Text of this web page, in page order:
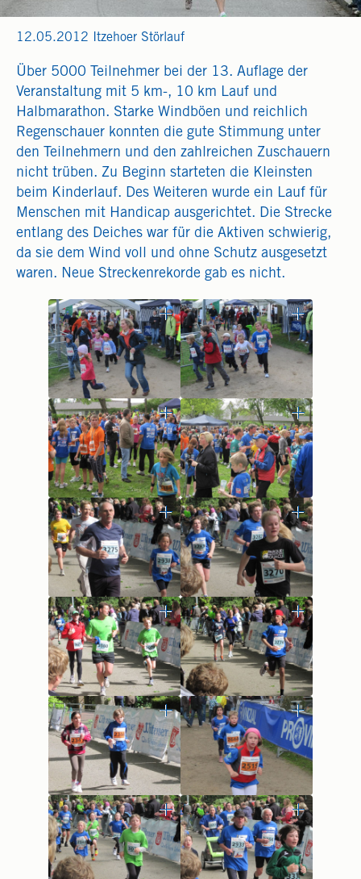
12.05.2012 Itzehoer Störlauf
Über 5000 Teilnehmer bei der 13. Auflage der
Veranstaltung mit 5 km-, 10 km Lauf und
Halbmarathon. Starke Windböen und reichlich
Regenschauer konnten die gute Stimmung unter
den Teilnehmern und den zahlreichen Zuschauern
nicht trüben. Zu Beginn starteten die Kleinsten
beim Kinderlauf. Des Weiteren wurde ein Lauf für
Menschen mit Handicap ausgerichtet. Die Strecke
entlang des Deiches war für die Aktiven schwierig,
da sie dem Wind voll und ohne Schutz ausgesetzt
waren. Neue Streckenrekorde gab es nicht.